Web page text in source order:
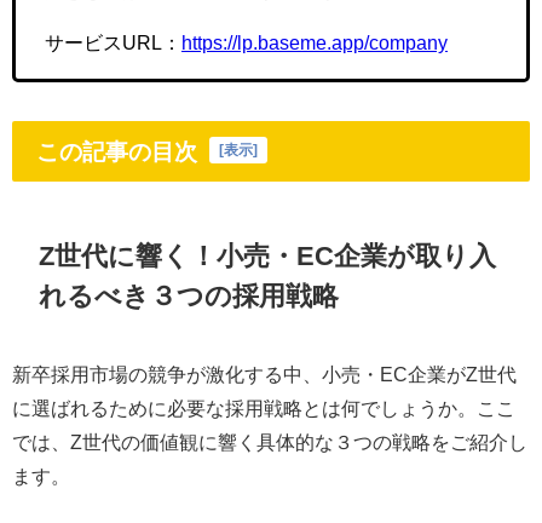
サービスURL： https://lp.baseme.app/company
この記事の目次 [表示]
Z世代に響く！小売・ EC企業が取り入
れるべき３つの採用戦略
新卒採用市場の競争が激化する中、小売・EC企業がZ世代
に選ばれるために必要な採用戦略とは何でしょうか。ここ
では、Z世代の価値観に響く具体的な３つの戦略をご紹介し
ます。